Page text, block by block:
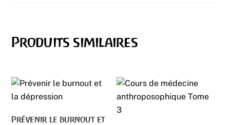
Produits similaires
Prévenir le burnout et